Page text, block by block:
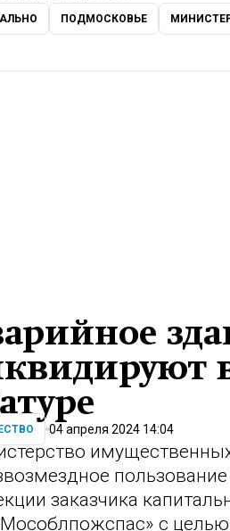
ПОДМОСКОВЬЕ
04 апреля 2024 14:04
заказчика
с